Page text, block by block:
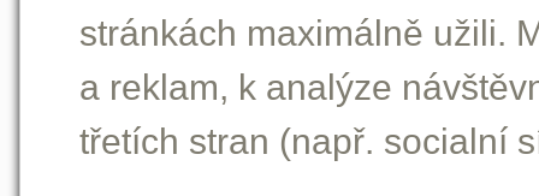
stránkách maximálně užili.
a reklam, k analýze
třetích stran (např. socialní